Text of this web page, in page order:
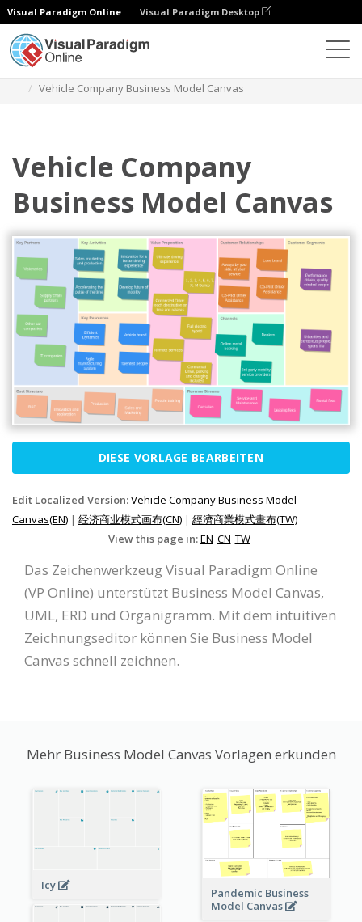
Visual Paradigm Online Visual Paradigm Desktop
Vehicle Company Business Model Canvas
Vehicle Company
Business Model Canvas
DIESE VORLAGE BEARBEITEN
Edit Localized Version:Vehicle Company Business Model
Canvas(EN) | 经济商业模式画布(CN) | 經濟商業模式畫布(TW)
View this page in:EN CN TW
Das Zeichenwerkzeug Visual Paradigm Online
(VP Online) unterstützt Business Model Canvas,
UML, ERD und Organigramm. Mit dem intuitiven
Zeichnungseditor können Sie Business Model
Canvas schnell zeichnen.
Mehr Business Model Canvas Vorlagen erkunden
Icy
Pandemic Business
Model Canvas